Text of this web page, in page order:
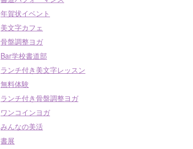
年賀状イベント
美文字カフェ
骨盤調整ヨガ
Bar学校書道部
ランチ付き美文字レッスン
無料体験
ランチ付き骨盤調整ヨガ
ワンコインヨガ
みんなの美活
書展